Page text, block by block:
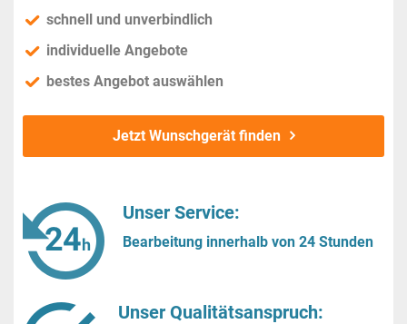
schnell und unverbindlich
individuelle Angebote
bestes Angebot auswählen
Jetzt Wunschgerät finden
Unser Service:
Bearbeitung innerhalb von 24 Stunden
Unser Qualitätsanspruch: